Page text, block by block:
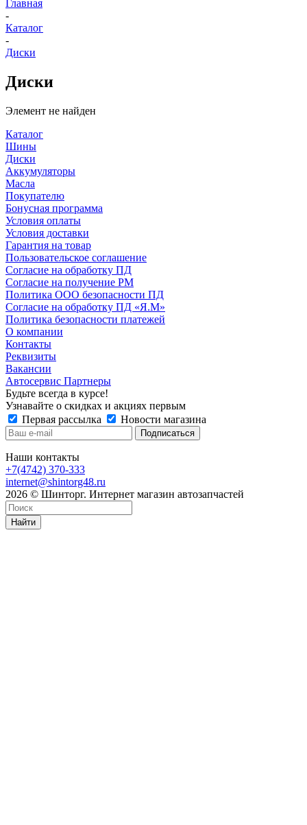
Главная
-
Каталог
-
Диски
Диски
Элемент не найден
Каталог
Шины
Диски
Аккумуляторы
Масла
Покупателю
Бонусная программа
Условия оплаты
Условия доставки
Гарантия на товар
Пользовательское соглашение
Согласие на обработку ПД
Согласие на получение РМ
Политика ООО безопасности ПД
Согласие на обработку ПД «Я.М»
Политика безопасности платежей
О компании
Контакты
Реквизиты
Вакансии
Автосервис Партнеры
Будьте всегда в курсе!
Узнавайте о скидках и акциях первым
Первая рассылка
Новости магазина
Наши контакты
+7(4742) 370-333
internet@shintorg48.ru
2026 © Шинторг. Интернет магазин автозапчастей
Найти